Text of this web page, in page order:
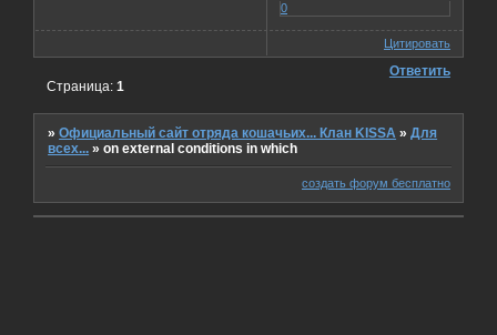
0
Цитировать
Ответить
Страница:1
»Официальный сайт отряда кошачьих... Клан KISSA »Для
всех... »on external conditions in which
создать форум бесплатно